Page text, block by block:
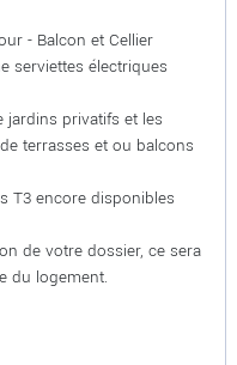
- Balcon et Cellier
serviettes électriques
jardins privatifs et les
terrasses et ou balcons
T3 encore disponibles
de votre dossier, ce sera
du logement.